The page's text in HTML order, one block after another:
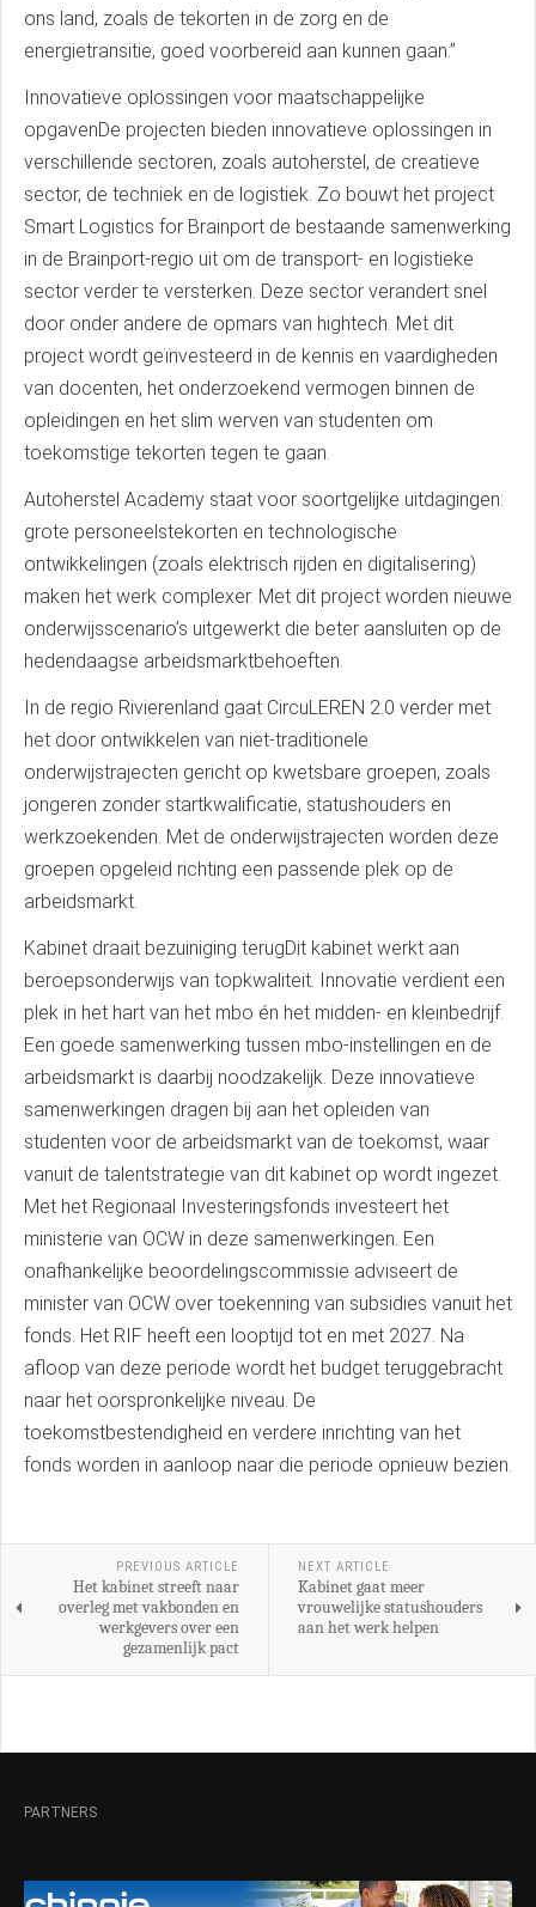
ons land, zoals de tekorten in de zorg en de
energietransitie, goed voorbereid aan kunnen gaan.’’
Innovatieve oplossingen voor maatschappelijke
opgavenDe projecten bieden innovatieve oplossingen in
verschillende sectoren, zoals autoherstel, de creatieve
sector, de techniek en de logistiek. Zo bouwt het project
Smart Logistics for Brainport de bestaande samenwerking
in de Brainport-regio uit om de transport- en logistieke
sector verder te versterken. Deze sector verandert snel
door onder andere de opmars van hightech. Met dit
project wordt geïnvesteerd in de kennis en vaardigheden
van docenten, het onderzoekend vermogen binnen de
opleidingen en het slim werven van studenten om
toekomstige tekorten tegen te gaan.
Autoherstel Academy staat voor soortgelijke uitdagingen:
grote personeelstekorten en technologische
ontwikkelingen (zoals elektrisch rijden en digitalisering)
maken het werk complexer. Met dit project worden nieuwe
onderwijsscenario’s uitgewerkt die beter aansluiten op de
hedendaagse arbeidsmarktbehoeften.
In de regio Rivierenland gaat CircuLEREN 2.0 verder met
het door ontwikkelen van niet-traditionele
onderwijstrajecten gericht op kwetsbare groepen, zoals
jongeren zonder startkwalificatie, statushouders en
werkzoekenden. Met de onderwijstrajecten worden deze
groepen opgeleid richting een passende plek op de
arbeidsmarkt.
Kabinet draait bezuiniging terugDit kabinet werkt aan
beroepsonderwijs van topkwaliteit. Innovatie verdient een
plek in het hart van het mbo én het midden- en kleinbedrijf.
Een goede samenwerking tussen mbo-instellingen en de
arbeidsmarkt is daarbij noodzakelijk. Deze innovatieve
samenwerkingen dragen bij aan het opleiden van
studenten voor de arbeidsmarkt van de toekomst, waar
vanuit de talentstrategie van dit kabinet op wordt ingezet.
Met het Regionaal Investeringsfonds investeert het
ministerie van OCW in deze samenwerkingen. Een
onafhankelijke beoordelingscommissie adviseert de
minister van OCW over toekenning van subsidies vanuit het
fonds. Het RIF heeft een looptijd tot en met 2027. Na
afloop van deze periode wordt het budget teruggebracht
naar het oorspronkelijke niveau. De
toekomstbestendigheid en verdere inrichting van het
fonds worden in aanloop naar die periode opnieuw bezien.
PREVIOUS ARTICLE
Het kabinet streeft naar
overleg met vakbonden en
werkgevers over een
gezamenlijk pact
NEXT ARTICLE
Kabinet gaat meer
vrouwelijke statushouders
aan het werk helpen
PARTNERS